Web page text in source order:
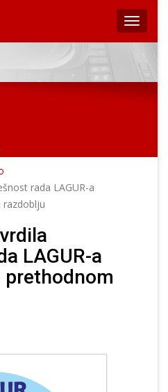
rada LAGUR-a
LAGUR-a
prethodnom